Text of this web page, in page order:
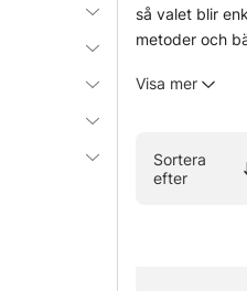
så valet blir
metoder och
Välj väg efter
» Havsfiske
Visa mer
Sortera
efter